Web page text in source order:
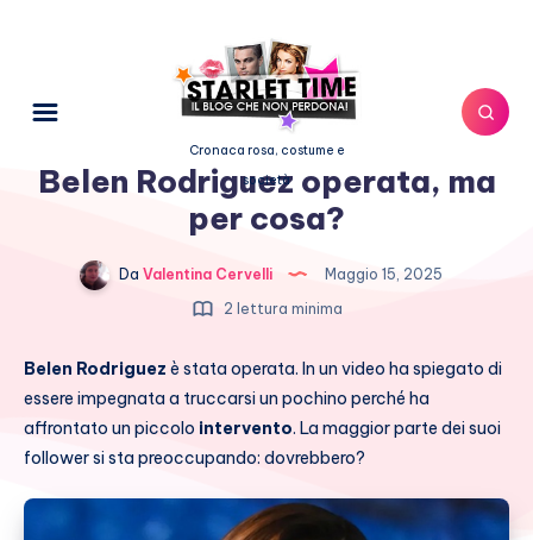
Cronaca rosa, costume e
società
Belen Rodriguez operata, ma
per cosa?
Da Valentina Cervelli
Maggio 15, 2025
2 lettura minima
Belen Rodriguez è stata operata. In un video ha spiegato di
essere impegnata a truccarsi un pochino perché ha
affrontato un piccolo intervento. La maggior parte dei suoi
follower si sta preoccupando: dovrebbero?